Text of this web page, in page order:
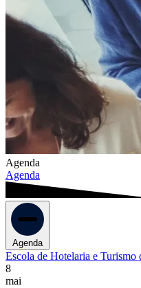
Agenda
Agenda
Agenda
Escola de Hotelaria e Turismo
8
mai